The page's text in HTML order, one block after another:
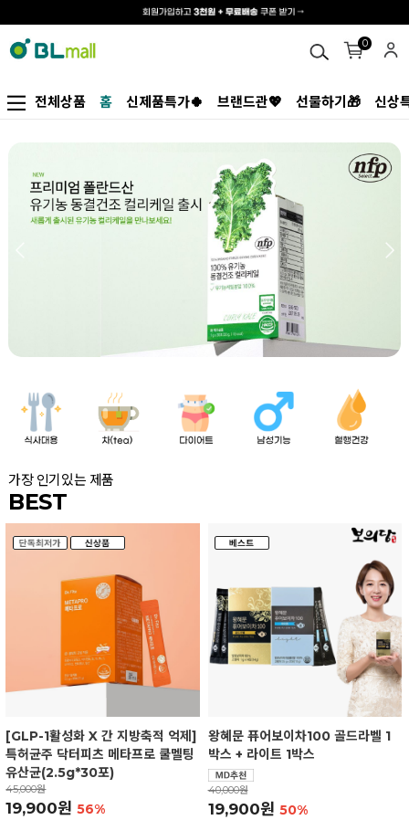
0
전체상품 홈 신제품특가🍀 브랜드관💖 선물하기🎁 신상
가장 인기있는 제품
BEST
[GLP-1활성화 X 간 지방축적 억제]
특허균주 닥터피츠 메타프로 쿨멜팅
유산균(2.5g*30포)
45,000원
19,900원56%
왕혜문 퓨어보이차100 골드라벨 1
박스 + 라이트 1박스
40,000원
19,900원 50%